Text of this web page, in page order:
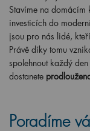
Stavíme na
investicích do
jsou pro nás lidé,
Právě díky tomu
spolehnout každý
dostanete
Poradíme